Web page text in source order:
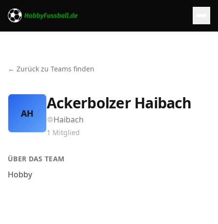
← Zurück zu Teams finden
AH
Ackerbolzer Haibach
Haibach
1 Mitglied
ÜBER DAS TEAM
Hobby